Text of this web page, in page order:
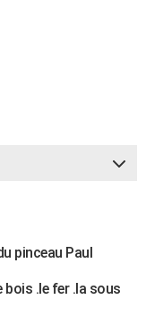
pinceau Paul
bois .le fer .la sous